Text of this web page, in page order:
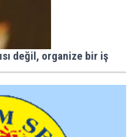
değil, organize bir iş